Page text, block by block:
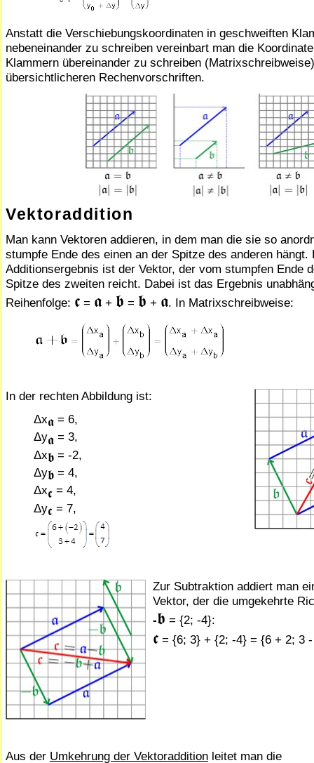
Anstatt die Verschiebungskoordinaten in geschweiften
nebeneinander zu schreiben vereinbart man die
Klammern übereinander zu schreiben
übersichtlicheren Rechenvorschriften.
Vektoraddition
Man kann Vektoren addieren, in dem man die sie so
stumpfe Ende des einen an der Spitze des anderen hängt.
Additionsergebnis ist der Vektor, der vom stumpfen Ende
Spitze des zweiten reicht. Dabei ist das Ergebnis
Reihenfolge: 𝖈 = 𝖆 + 𝖇 = 𝖇 + 𝖆. In Matrixschreibweise:
In der rechten Abbildung ist:
Δx𝖆 = 6,
Δy𝖆 = 3,
Δx𝖇 = -2,
Δy𝖇 = 4,
Δx𝖈 = 4,
Δy𝖈 = 7,
Zur Subtraktion addiert man
Vektor, der die umgekehrte
-𝖇 = {2; -4}:
𝖈 = {6; 3} + {2; -4} = {6 + 2; 3
Aus der Umkehrung der Vektoraddition leitet man die